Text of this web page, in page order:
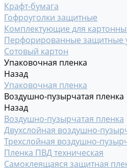
Крафт-бумага
Гофроуголки защитные
Комплектующие для
Перфорированные защитные
Сотовый картон
Упаковочная пленка
Назад
Упаковочная пленка
Воздушно-пузырчатая пленка
Назад
Воздушно-пузырчатая пленка
Двухслойная воздушно-
Трехслойная воздушно-
Пленка ПВД техническая
Самоклеящаяся защитная